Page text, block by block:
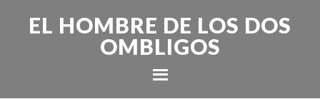
EL HOMBRE DE LOS DOS
OMBLIGOS